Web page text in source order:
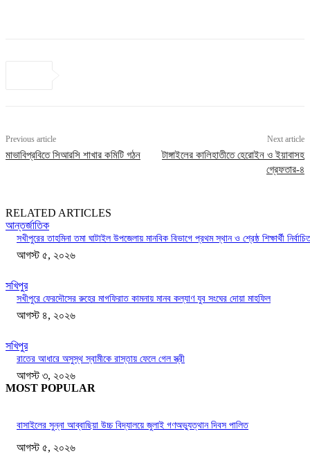
Previous article
মাভাবিপ্রবিতে সিআরসি শাখার কমিটি গঠন
Next article
টাঙ্গাইলের কালিহাতীতে হেরোইন ও ইয়াবাসহ
গ্রেফতার-৪
RELATED ARTICLES
আন্তর্জাতিক
সখীপুরের তাহমিনা তমা ঘাটাইল উপজেলায় মানবিক বিভাগে প্রথম স্থান ও শ্রেষ্ঠ শিক্ষার্থী
আগস্ট ৫, ২০২৬
সখিপুর
সখীপুরে ফেরদৌসের রুহের মাগফিরাত কামনায় মানব কল্যাণ যুব সংঘের দোয়া মাহফিল
আগস্ট ৪, ২০২৬
সখিপুর
রাতের আধারে অসুস্থ স্বামীকে রাস্তায় ফেলে গেল স্ত্রী
আগস্ট ৩, ২০২৬
MOST POPULAR
বাসাইলের সুন্না আব্বাছিয়া উচ্চ বিদ্যালয়ে জুলাই গণঅভ্যুত্থান দিবস পালিত
আগস্ট ৫, ২০২৬